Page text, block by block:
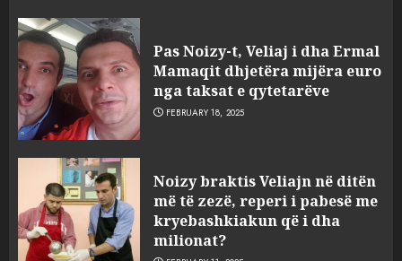
Pas Noizy-t, Veliaj i dha Ermal
Mamaqit dhjetëra mijëra euro
nga taksat e qytetarëve
FEBRUARY 18, 2025
Noizy braktis Veliajn në ditën
më të zezë, reperi i pabesë me
kryebashkiakun që i dha
milionat?
3
sulmuan “One Albania”,
ngjarja u fsheh. A u vodhën
serverat?
MARCH 25, 2025